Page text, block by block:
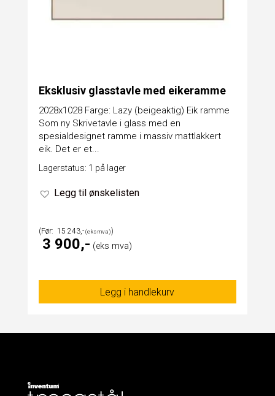
Eksklusiv glasstavle med eikeramme
2028x1028 Farge: Lazy (beigeaktig) Eik ramme
Som ny Skrivetavle i glass med en
spesialdesignet ramme i massiv mattlakkert
eik. Det er et...
Lagerstatus: 1 på lager
Legg til ønskelisten
15 243
3 900
Legg i handlekurv